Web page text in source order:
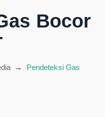
Bocor
→ Pendeteksi Gas